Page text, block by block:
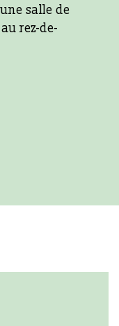
salle de
rez-de-